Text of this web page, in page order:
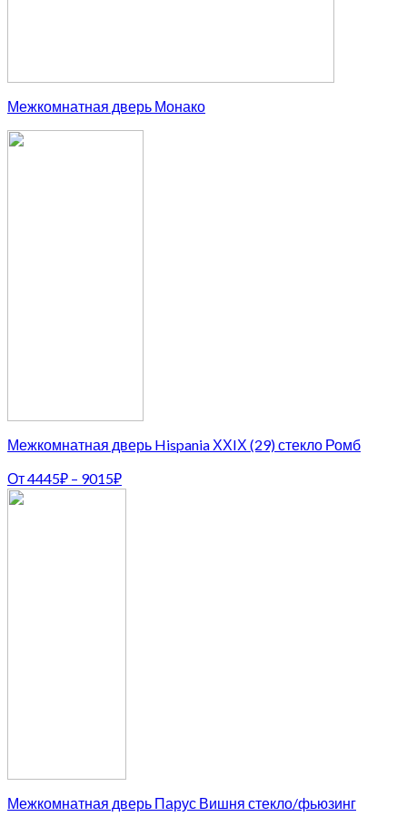
Межкомнатная дверь Монако
Межкомнатная дверь Hispania ХХIХ (29) стекло Ромб
От4445₽ – 9015₽
Межкомнатная дверь Парус Вишня стекло/фьюзинг